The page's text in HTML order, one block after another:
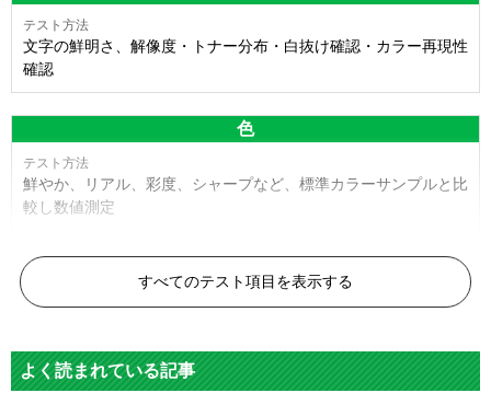
文字の鮮明さ、解像度・トナー分布・白抜け確認・カラー再現性
確認
色
鮮やか、リアル、彩度、シャープなど、標準カラーサンプルと比
較し数値測定
グレースケール
すべてのテスト項目を表示する
よく読まれている記事